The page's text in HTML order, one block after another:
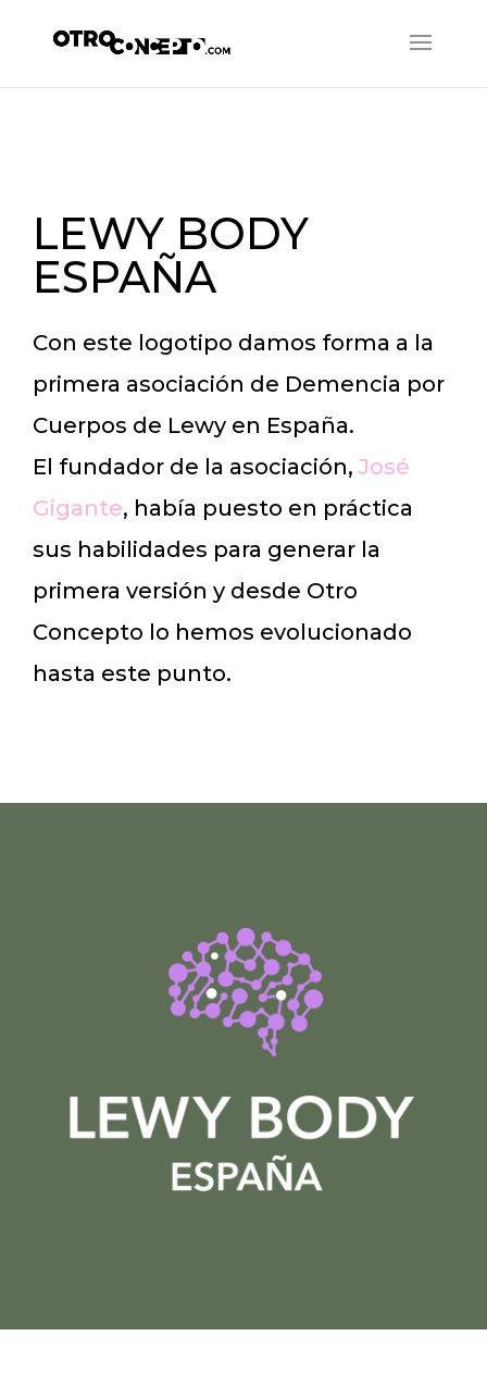
LEWY BODY
ESPAÑA
Con este logotipo damos forma a la
primera asociación de Demencia por
Cuerpos de Lewy en España.
El fundador de la asociación, José
Gigante, había puesto en práctica
sus habilidades para generar la
primera versión y desde Otro
Concepto lo hemos evolucionado
hasta este punto.